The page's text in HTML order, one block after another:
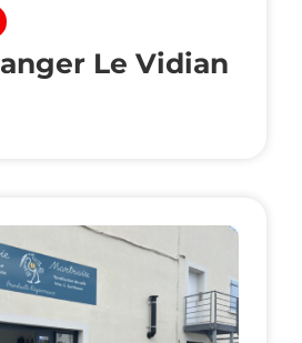
Le Vidian